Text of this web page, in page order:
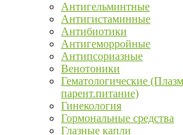
Антигельминтные
Антигистаминные
Антибиотики
Антигеморройные
Антипсориазные
Венотоники
Гематологические
парент.питание)
Гинекология
Гормональные средства
Глазные капли